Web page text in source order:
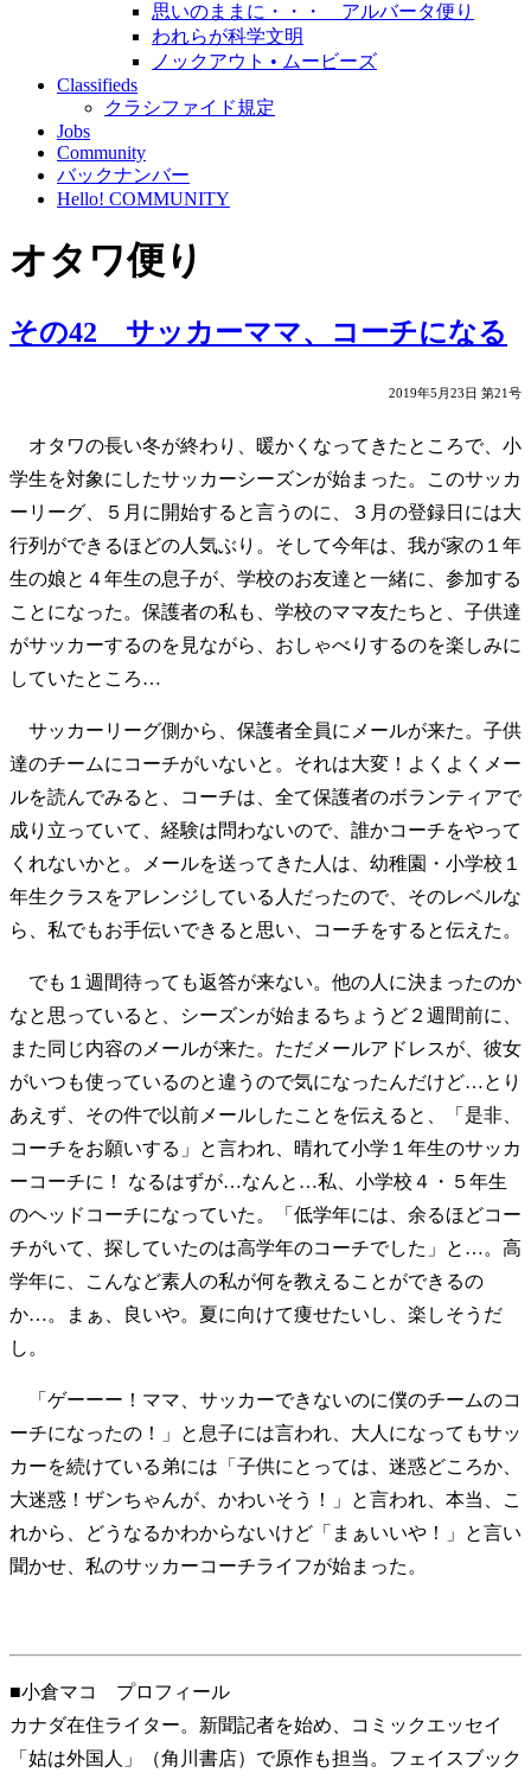
思いのままに・・・ アルバータ便り
われらが科学文明
ノックアウト • ムービーズ
Classifieds
クラシファイド規定
Jobs
Community
バックナンバー
Hello! COMMUNITY
オタワ便り
その42 サッカーママ、コーチになる
2019年5月23日 第21号
オタワの長い冬が終わり、暖かくなってきたところで、小
学生を対象にしたサッカーシーズンが始まった。このサッカ
ーリーグ、５月に開始すると言うのに、３月の登録日には大
行列ができるほどの人気ぶり。そして今年は、我が家の１年
生の娘と４年生の息子が、学校のお友達と一緒に、参加する
ことになった。保護者の私も、学校のママ友たちと、子供達
がサッカーするのを見ながら、おしゃべりするのを楽しみに
していたところ…
サッカーリーグ側から、保護者全員にメールが来た。子供
達のチームにコーチがいないと。それは大変！よくよくメー
ルを読んでみると、コーチは、全て保護者のボランティアで
成り立っていて、経験は問わないので、誰かコーチをやって
くれないかと。メールを送ってきた人は、幼稚園・小学校１
年生クラスをアレンジしている人だったので、そのレベルな
ら、私でもお手伝いできると思い、コーチをすると伝えた。
でも１週間待っても返答が来ない。他の人に決まったのか
なと思っていると、シーズンが始まるちょうど２週間前に、
また同じ内容のメールが来た。ただメールアドレスが、彼女
がいつも使っているのと違うので気になったんだけど…とり
あえず、その件で以前メールしたことを伝えると、「是非、
コーチをお願いする」と言われ、晴れて小学１年生のサッカ
ーコーチに！ なるはずが…なんと…私、小学校４・５年生
のヘッドコーチになっていた。「低学年には、余るほどコー
チがいて、探していたのは高学年のコーチでした」と…。高
学年に、こんなど素人の私が何を教えることができるの
か…。まぁ、良いや。夏に向けて痩せたいし、楽しそうだ
し。
「ゲーーー！ママ、サッカーできないのに僕のチームのコ
ーチになったの！」と息子には言われ、大人になってもサッ
カーを続けている弟には「子供にとっては、迷惑どころか、
大迷惑！ザンちゃんが、かわいそう！」と言われ、本当、こ
れから、どうなるかわからないけど「まぁいいや！」と言い
聞かせ、私のサッカーコーチライフが始まった。
■小倉マコ プロフィール
カナダ在住ライター。新聞記者を始め、コミックエッセイ
「姑は外国人」（角川書店）で原作も担当。フェイスブック